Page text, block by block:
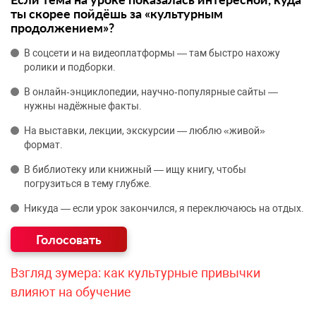
ты скорее пойдёшь за «культурным
продолжением»?
В соцсети и на видеоплатформы — там быстро нахожу
ролики и подборки.
В онлайн‑энциклопедии, научно‑популярные сайты —
нужны надёжные факты.
На выставки, лекции, экскурсии — люблю «живой»
формат.
В библиотеку или книжный — ищу книгу, чтобы
погрузиться в тему глубже.
Никуда — если урок закончился, я переключаюсь на отдых.
Взгляд зумера: как культурные привычки
влияют на обучение